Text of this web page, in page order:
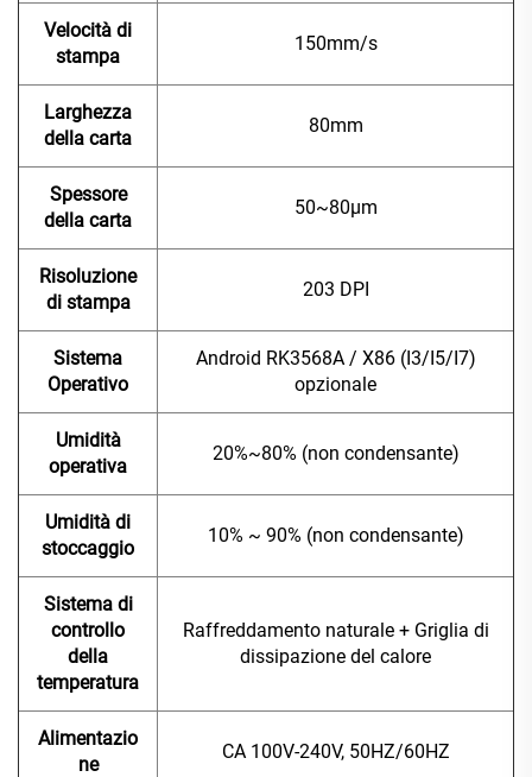
Velocità di
stampa
150mm/s
Larghezza
della carta
80mm
Spessore
della carta
50~80μm
Risoluzione
di stampa
203 DPI
Sistema
Operativo
Android RK3568A / X86 (I3/I5/I7)
opzionale
Umidità
operativa
20%~80% (non condensante)
Umidità di
stoccaggio
10% ~ 90% (non condensante)
Sistema di
controllo
della
temperatura
Raffreddamento naturale + Griglia di
dissipazione del calore
Alimentazio
ne
CA 100V-240V, 50HZ/60HZ